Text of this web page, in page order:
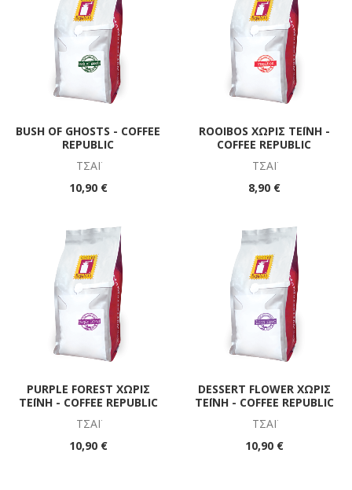
BUSH OF GHOSTS - COFFEE
REPUBLIC
ΤΣΆΪ
10,90 €
ROOIBOS ΧΩΡΊΣ ΤΕΪΝΗ -
COFFEE REPUBLIC
ΤΣΆΪ
8,90 €
PURPLE FOREST ΧΩΡΊΣ
ΤΕΪΝΗ - COFFEE REPUBLIC
ΤΣΆΪ
10,90 €
DESSERT FLOWER ΧΩΡΊΣ
ΤΕΪΝΗ - COFFEE REPUBLIC
ΤΣΆΪ
10,90 €